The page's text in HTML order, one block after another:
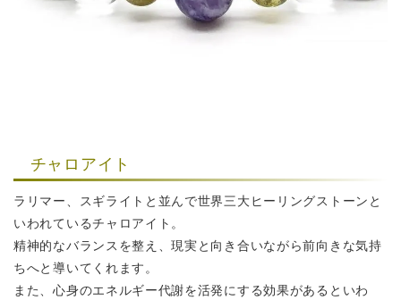
チャロアイト
ラリマー、スギライトと並んで世界三大ヒーリングストーンと
いわれているチャロアイト。
精神的なバランスを整え、現実と向き合いながら前向きな気持
ちへと導いてくれます。
また、心身のエネルギー代謝を活発にする効果があるといわ